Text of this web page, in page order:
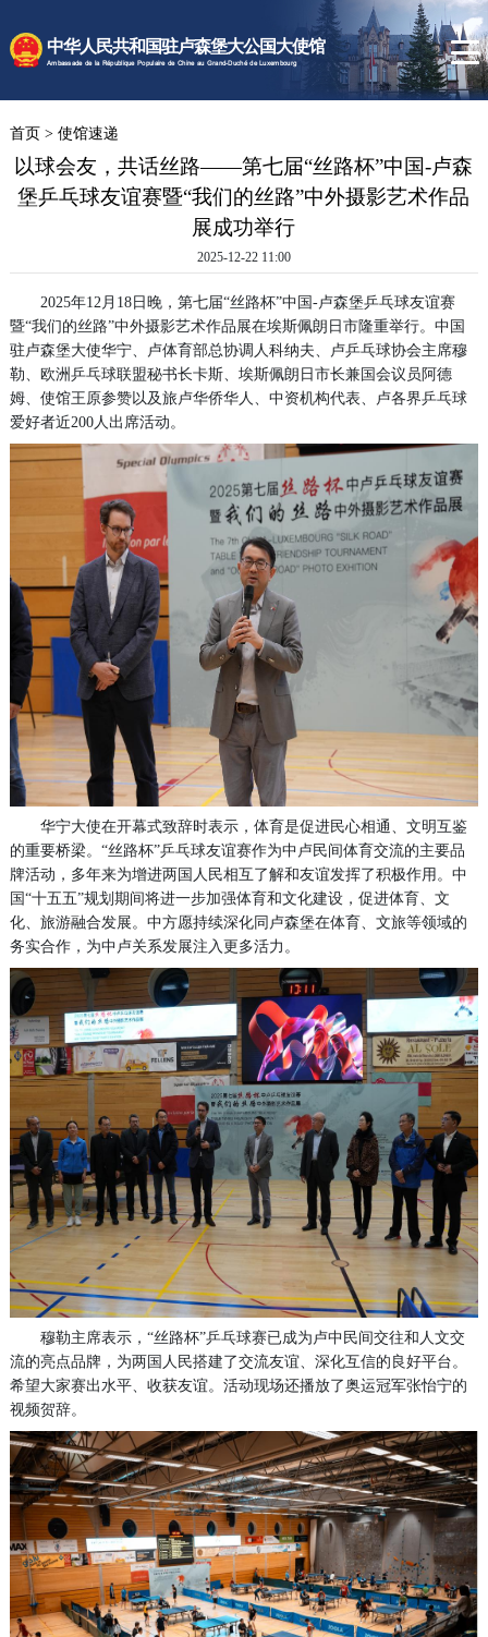
中华人民共和国驻卢森堡大公国大使馆
Ambassade de la République Populaire de Chine au Grand-Duché de Luxembourg
使馆速递
卢森堡概况
首页 > 使馆速递
以球会友，共话丝路——第七届“丝路杯”中国-卢森
堡乒乓球友谊赛暨“我们的丝路”中外摄影艺术作品
展成功举行
2025-12-22 11:00
2025年12月18日晚，第七届“丝路杯”中国-卢森堡乒乓球友谊赛
暨“我们的丝路”中外摄影艺术作品展在埃斯佩朗日市隆重举行。中国
驻卢森堡大使华宁、卢体育部总协调人科纳夫、卢乒乓球协会主席穆
勒、欧洲乒乓球联盟秘书长卡斯、埃斯佩朗日市长兼国会议员阿德
姆、使馆王原参赞以及旅卢华侨华人、中资机构代表、卢各界乒乓球
爱好者近200人出席活动。
华宁大使在开幕式致辞时表示，体育是促进民心相通、文明互鉴
的重要桥梁。“丝路杯”乒乓球友谊赛作为中卢民间体育交流的主要品
牌活动，多年来为增进两国人民相互了解和友谊发挥了积极作用。中
国“十五五”规划期间将进一步加强体育和文化建设，促进体育、文
化、旅游融合发展。中方愿持续深化同卢森堡在体育、文旅等领域的
务实合作，为中卢关系发展注入更多活力。
穆勒主席表示，“丝路杯”乒乓球赛已成为卢中民间交往和人文交
流的亮点品牌，为两国人民搭建了交流友谊、深化互信的良好平台。
希望大家赛出水平、收获友谊。活动现场还播放了奥运冠军张怡宁的
视频贺辞。